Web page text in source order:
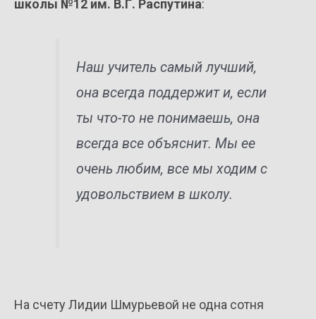
школы №12 им. В.Г. Распутина:
Наш учитель самый лучший,
она всегда поддержит и, если
ты что-то не понимаешь, она
всегда все объяснит. Мы ее
очень любим, все мы ходим с
удовольствием в школу.
На счету Лидии Шмурьевой не одна сотня